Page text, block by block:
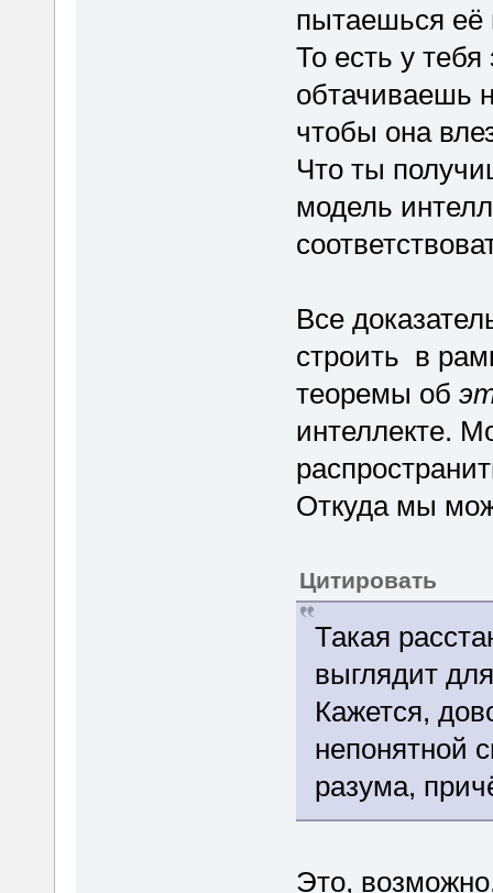
пытаешься её
То есть у
обтачиваешь
чтобы она
Что ты
модель
Все
строить в
теоремы об
интеллекте.
Откуда мы
Цитировать
Такая
выглядит
Кажется,
непонятной
разума,
Это,